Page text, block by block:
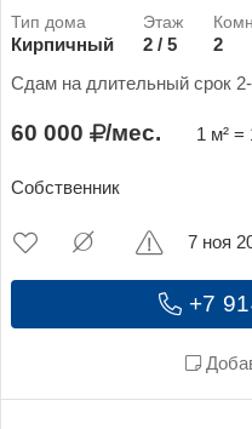
Кирпичный 2 / 5 2
Сдам на длительный срок
60 000 /мес. 1 м²
Собственник
+7
7 ноя